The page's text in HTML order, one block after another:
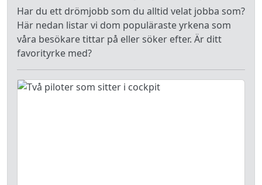
Har du ett drömjobb som du alltid velat jobba som?
Här nedan listar vi dom populäraste yrkena som
våra besökare tittar på eller söker efter. Är ditt
favorityrke med?